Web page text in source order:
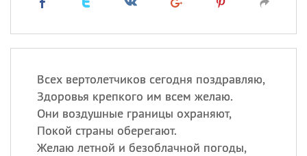
Всех вертолетчиков сегодня поздравляю,
Здоровья крепкого им всем желаю.
Они воздушные границы охраняют,
Покой страны оберегают.
Желаю летной и безоблачной погоды,